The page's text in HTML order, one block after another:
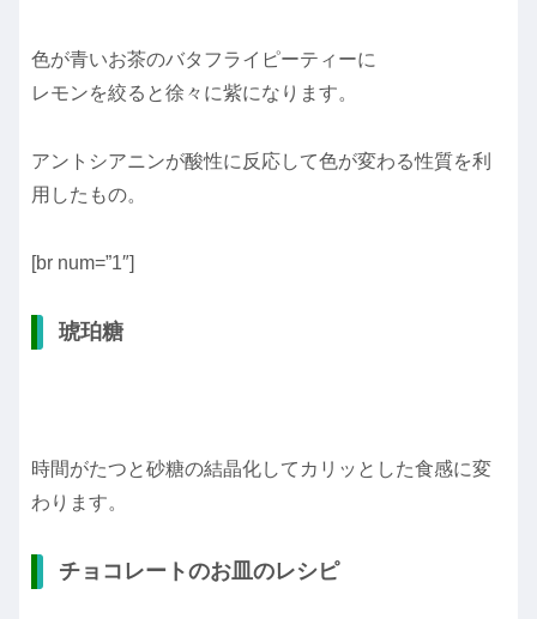
色が青いお茶のバタフライピーティーに
レモンを絞ると徐々に紫になります。
アントシアニンが酸性に反応して色が変わる性質を利
用したもの。
[br num=”1″]
琥珀糖
時間がたつと砂糖の結晶化してカリッとした食感に変
わります。
チョコレートのお皿のレシピ